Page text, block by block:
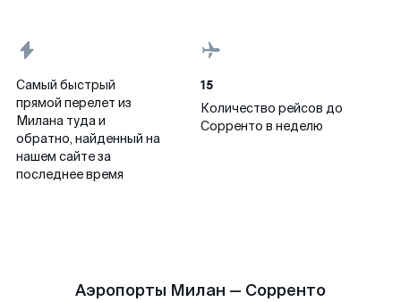
Самый быстрый
прямой перелет из
Милана туда и
обратно, найденный на
нашем сайте за
последнее время
15
Количество рейсов до
Сорренто в неделю
Аэропорты Милан — Сорренто